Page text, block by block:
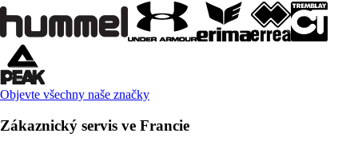
Objevte všechny naše značky
Zákaznický servis ve Francie